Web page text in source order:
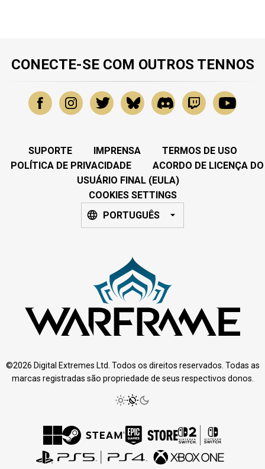
CONECTE-SE COM OUTROS TENNOS
SUPORTE IMPRENSA
TERMOS DE USO
POLÍTICA DE PRIVACIDADE
ACORDO DE LICENÇA DO
USUÁRIO FINAL (EULA)
COOKIES SETTINGS
PORTUGUÊS
©2026 Digital Extremes Ltd. Todos os direitos reservados. Todas as
marcas registradas são propriedade de seus respectivos donos.